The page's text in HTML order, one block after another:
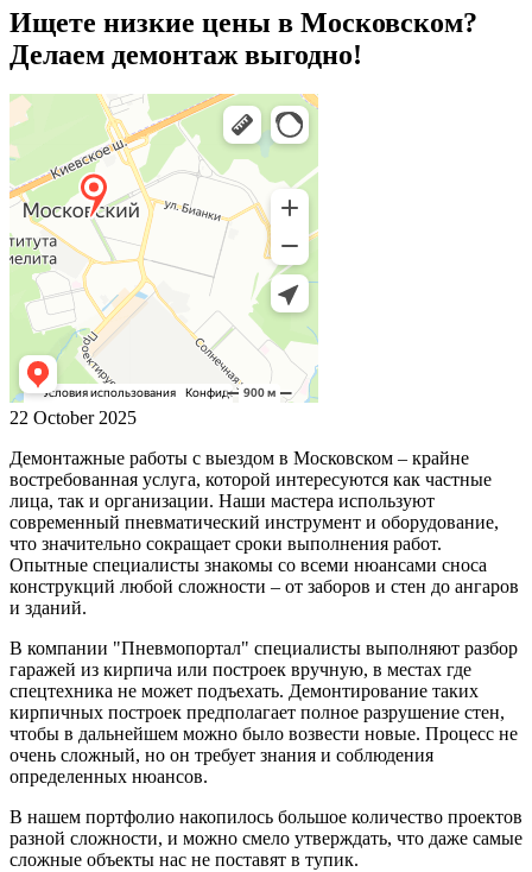
Ищете низкие цены в Московском?
Делаем демонтаж выгодно!
22 October 2025
Демонтажные работы с выездом в Московском – крайне
востребованная услуга, которой интересуются как частные
лица, так и организации. Наши мастера используют
современный пневматический инструмент и оборудование,
что значительно сокращает сроки выполнения работ.
Опытные специалисты знакомы со всеми нюансами сноса
конструкций любой сложности – от заборов и стен до ангаров
и зданий.
В компании "Пневмопортал" специалисты выполняют разбор
гаражей из кирпича или построек вручную, в местах где
спецтехника не может подъехать. Демонтирование таких
кирпичных построек предполагает полное разрушение стен,
чтобы в дальнейшем можно было возвести новые. Процесс не
очень сложный, но он требует знания и соблюдения
определенных нюансов.
В нашем портфолио накопилось большое количество проектов
разной сложности, и можно смело утверждать, что даже самые
сложные объекты нас не поставят в тупик.